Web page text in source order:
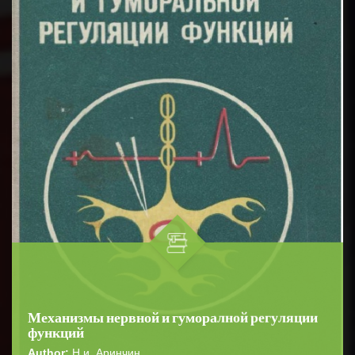
Механизмы нервной и гуморалной регуляции
функций
Author: Н.и. Аринчин